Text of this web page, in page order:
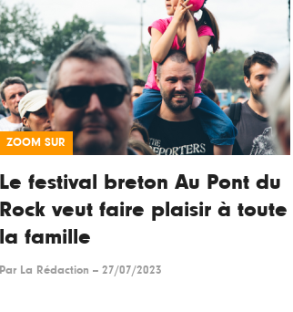
ZOOM SUR
Le festival breton Au Pont du
Rock veut faire plaisir à toute
la famille
Par La Rédaction -- 27/07/2023